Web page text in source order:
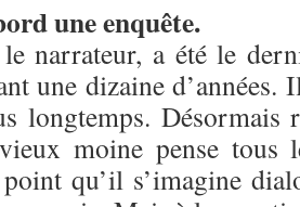
une enquête.
narrateur, a été le
une dizaine d’années.
longtemps. Désormais
moine pense tous
qu’il s’imagine